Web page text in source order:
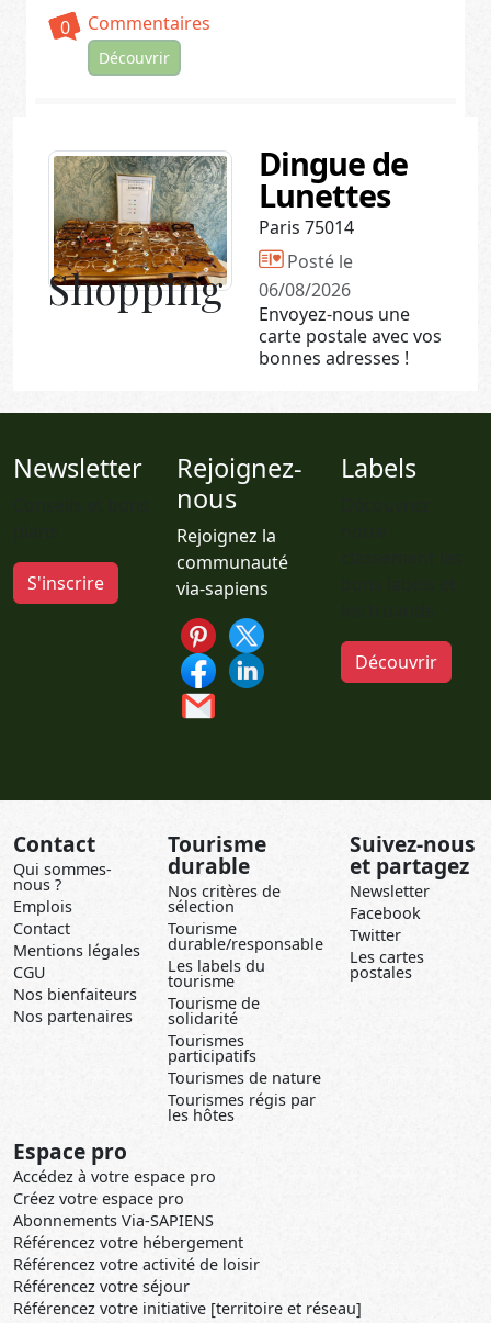
0
Commentaires
Découvrir
Shopping
Dingue de
Lunettes
Paris 75014
Posté le
06/08/2026
Envoyez-nous une
carte postale avec vos
bonnes adresses !
Newsletter
S'inscrire
Rejoignez-
nous
Rejoignez la
communauté
via-sapiens
Labels
Découvrir
Contact
Qui sommes-
nous ?
Emplois
Contact
Mentions légales
CGU
Nos bienfaiteurs
Nos partenaires
Tourisme
durable
Nos critères de
sélection
Tourisme
durable/responsable
Les labels du
tourisme
Tourisme de
solidarité
Tourismes
participatifs
Tourismes de nature
Tourismes régis par
les hôtes
Suivez-nous
et partagez
Newsletter
Facebook
Twitter
Les cartes
postales
Espace pro
Accédez à votre espace pro
Créez votre espace pro
Abonnements Via-SAPIENS
Référencez votre hébergement
Référencez votre activité de loisir
Référencez votre séjour
Référencez votre initiative [territoire et réseau]